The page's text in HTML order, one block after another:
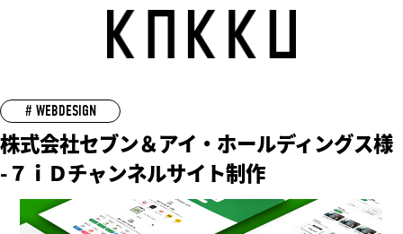
# WEBDESIGN
株式会社セブン＆アイ・ホールディングス様
-７ｉＤチャンネルサイト制作